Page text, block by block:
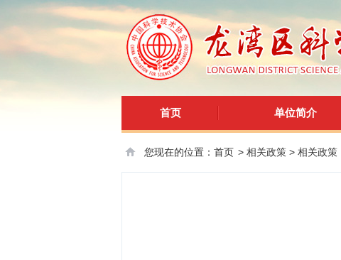
首页 单位简介
您现在的位置： 首页 > 相关政策 > 相关政策